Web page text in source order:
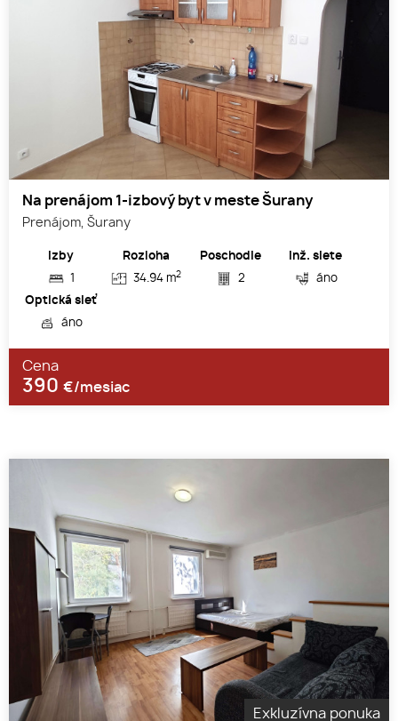
Na prenájom 1-izbový byt v meste Šurany
Prenájom, Šurany
Izby
1
Rozloha
34.94 m2
Poschodie
2
Inž. siete
áno
Optická sieť
áno
Cena
390 €/mesiac
Exkluzívna ponuka